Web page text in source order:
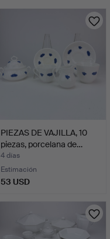
PIEZAS DE VAJILLA, 10
piezas, porcelana de…
4 días
Estimación
53 USD